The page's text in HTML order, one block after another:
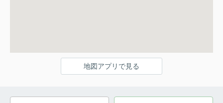
地図アプリで見る